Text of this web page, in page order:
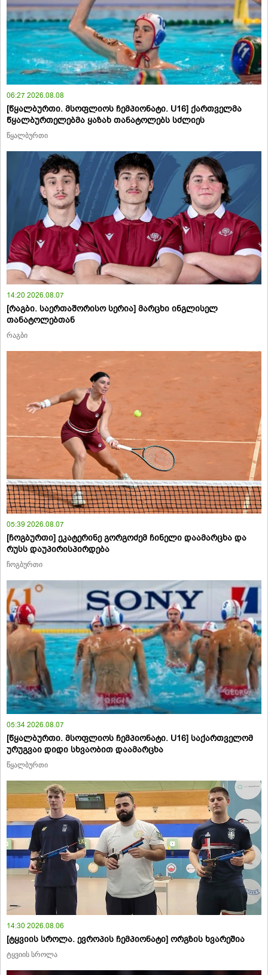
06:27 2026.08.08
[წყალბურთი. მსოფლიოს ჩემპიონატი. U16] ქართველმა
წყალბურთელებმა ყაზახ თანატოლებს სძლიეს
წყალბურთი
14:20 2026.08.07
[რაგბი. საერთაშორისო სერია] მარცხი ინგლისელ
თანატოლებთან
რაგბი
05:39 2026.08.07
[ჩოგბურთი] ეკატერინე გორგოძემ ჩინელი დაამარცხა და
რუსს დაუპირისპირდება
ჩოგბურთი
05:34 2026.08.07
[წყალბურთი. მსოფლიოს ჩემპიონატი. U16] საქართველომ
ურუგვაი დიდი სხვაობით დაამარცხა
წყალბურთი
14:30 2026.08.06
[ტყვიის სროლა. ევროპის ჩემპიონატი] ორგზის ხვარეშია
ტყვიის სროლა